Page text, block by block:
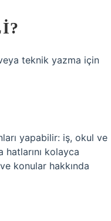
teknik yazma için
yapabilir: iş, okul ve
hatlarını kolayca
konular hakkında